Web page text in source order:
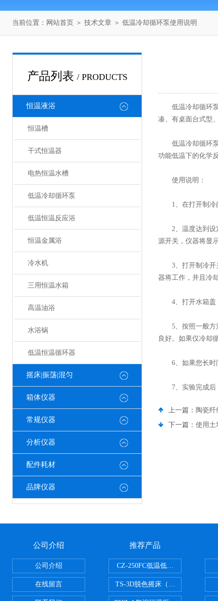
当前位置： 网站首页 ＞ 技术文章 ＞ 低温冷却循环泵使用说明
产品列表 / PRODUCTS
恒温液浴
恒温槽
干式恒温器
电热恒温水槽
低温冷却循环泵
低温恒温反应浴
恒温金属浴
冷水机
三用恒温水箱
高温油浴
水浴锅
低温恒温循环器
摇床|振荡|混匀
箱体仪器
常规仪器
分析仪器
配件耗材
品牌仪器
低温冷却循环
凑、有桌面台式型
低温冷却循环泵
功能低温下的化学
使用说明：
1、在打开制冷的
2、温度达到设定
源开关，仪器将显
3、打开制冷开关
器将工作，并且冷
4、打开水箱盖，
5、按照一般方法
良好。如果仅冷却
6、如果您长时
7、实验完成后，
上一篇： 陶瓷
下一篇： 使用土
公司介绍
公司介绍
在线留言
推荐产品
CZ-250FC低温低湿种子储藏柜
TS-3D脱色摇床（三维运动）